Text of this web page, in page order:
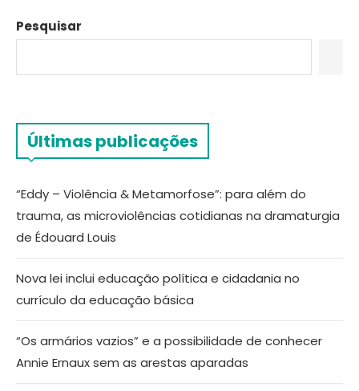
Pesquisar
Últimas publicações
“Eddy – Violência & Metamorfose”: para além do
trauma, as microviolências cotidianas na dramaturgia
de Édouard Louis
Nova lei inclui educação política e cidadania no
currículo da educação básica
“Os armários vazios” e a possibilidade de conhecer
Annie Ernaux sem as arestas aparadas